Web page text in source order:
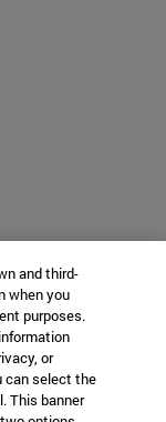
and third-
when you
purposes.
or
can select the
This banner